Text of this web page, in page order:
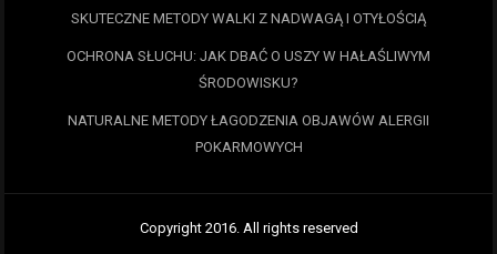
SKUTECZNE METODY WALKI Z NADWAGĄ I OTYŁOŚCIĄ
OCHRONA SŁUCHU: JAK DBAĆ O USZY W HAŁAŚLIWYM
ŚRODOWISKU?
NATURALNE METODY ŁAGODZENIA OBJAWÓW ALERGII
POKARMOWYCH
Copyright 2016. All rights reserved